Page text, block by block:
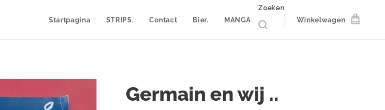
Startpagina STRIPS. Contact Bier. MANGA
Zoeken
Winkelwagen
Germain en wij ..